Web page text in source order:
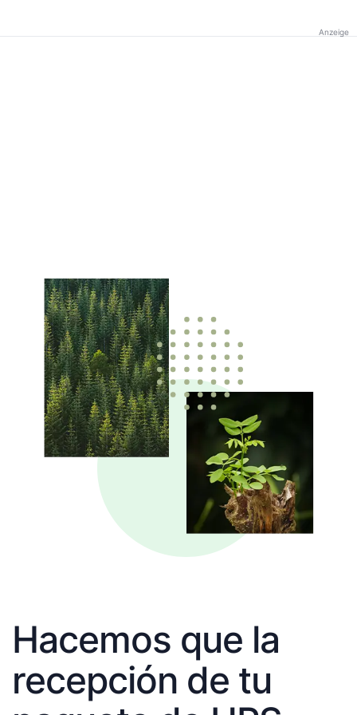
Anzeige
Hacemos que la
recepción de tu